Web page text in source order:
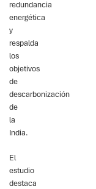
redundancia
energética
y
respalda
los
objetivos
de
descarbonización
de
la
India.
El
estudio
destaca